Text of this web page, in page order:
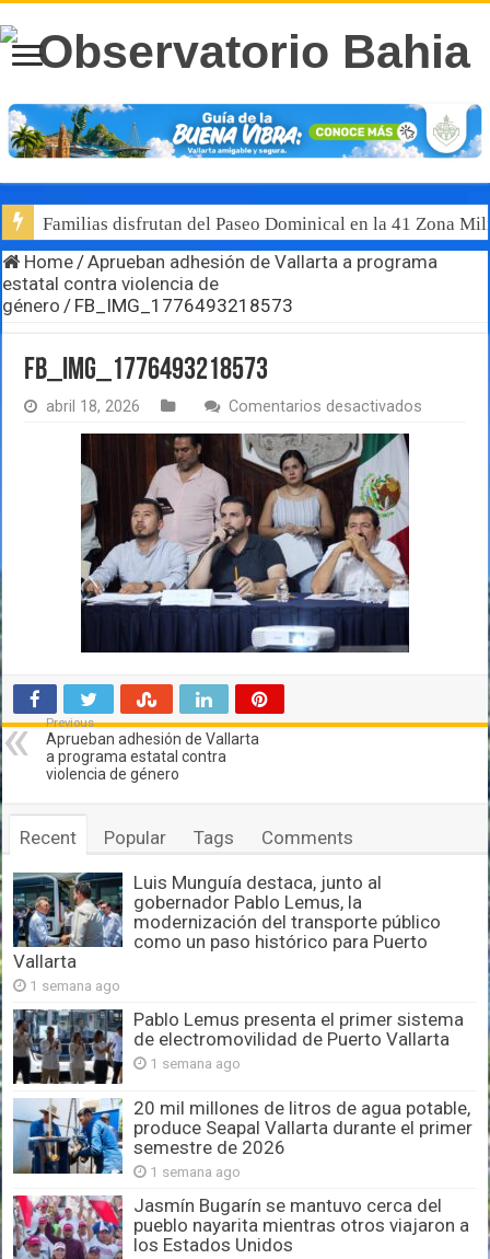
Familias disfrutan del Paseo Dominical en la 41 Zona
Home/Aprueban adhesión de Vallarta a programa
estatal contra violencia de
género / FB_IMG_1776493218573
FB_IMG_1776493218573
abril 18, 2026 Comentarios desactivados
Previous
Aprueban adhesión de Vallarta
a programa estatal contra
violencia de género
Recent Popular Tags Comments
Luis Munguía destaca, junto al
gobernador Pablo Lemus, la
modernización del transporte público
como un paso histórico para Puerto
Vallarta
1 semana ago
Pablo Lemus presenta el primer sistema
de electromovilidad de Puerto Vallarta
1 semana ago
20 mil millones de litros de agua potable,
produce Seapal Vallarta durante el primer
semestre de 2026
1 semana ago
Jasmín Bugarín se mantuvo cerca del
pueblo nayarita mientras otros viajaron a
los Estados Unidos